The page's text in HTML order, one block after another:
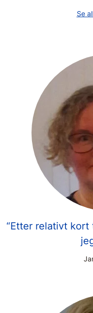
Se
“Etter relativt